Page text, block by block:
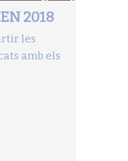
2018
les
amb els